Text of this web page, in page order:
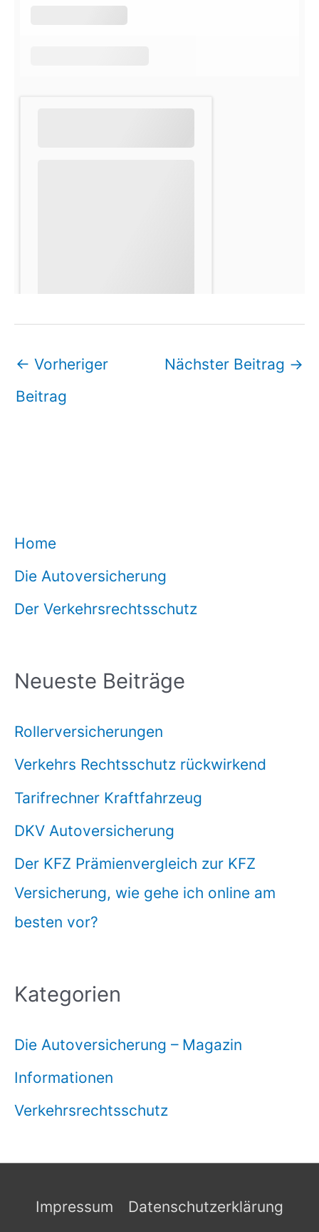
← Vorheriger
Beitrag
Nächster Beitrag →
Home
Die Autoversicherung
Der Verkehrsrechtsschutz
Neueste Beiträge
Rollerversicherungen
Verkehrs Rechtsschutz rückwirkend
Tarifrechner Kraftfahrzeug
DKV Autoversicherung
Der KFZ Prämienvergleich zur KFZ
Versicherung, wie gehe ich online am
besten vor?
Kategorien
Die Autoversicherung – Magazin
Informationen
Verkehrsrechtsschutz
Impressum Datenschutzerklärung